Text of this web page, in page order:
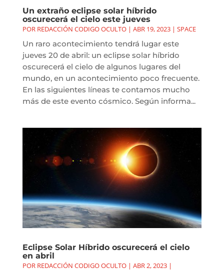
Un extraño eclipse solar híbrido
oscurecerá el cielo este jueves
POR REDACCIÓN CODIGO OCULTO| ABR 19, 2023| SPACE
Un raro acontecimiento tendrá lugar este
jueves 20 de abril: un eclipse solar híbrido
oscurecerá el cielo de algunos lugares del
mundo, en un acontecimiento poco frecuente.
En las siguientes líneas te contamos mucho
más de este evento cósmico. Según informa...
Eclipse Solar Híbrido oscurecerá el cielo
en abril
POR REDACCIÓN CODIGO OCULTO| ABR 2, 2023|